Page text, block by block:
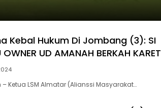
Kebal Hukum Di Jombang (3): SI
OWNER UD AMANAH BERKAH KARET
– Ketua LSM Almatar (Alianssi Masyarakat…